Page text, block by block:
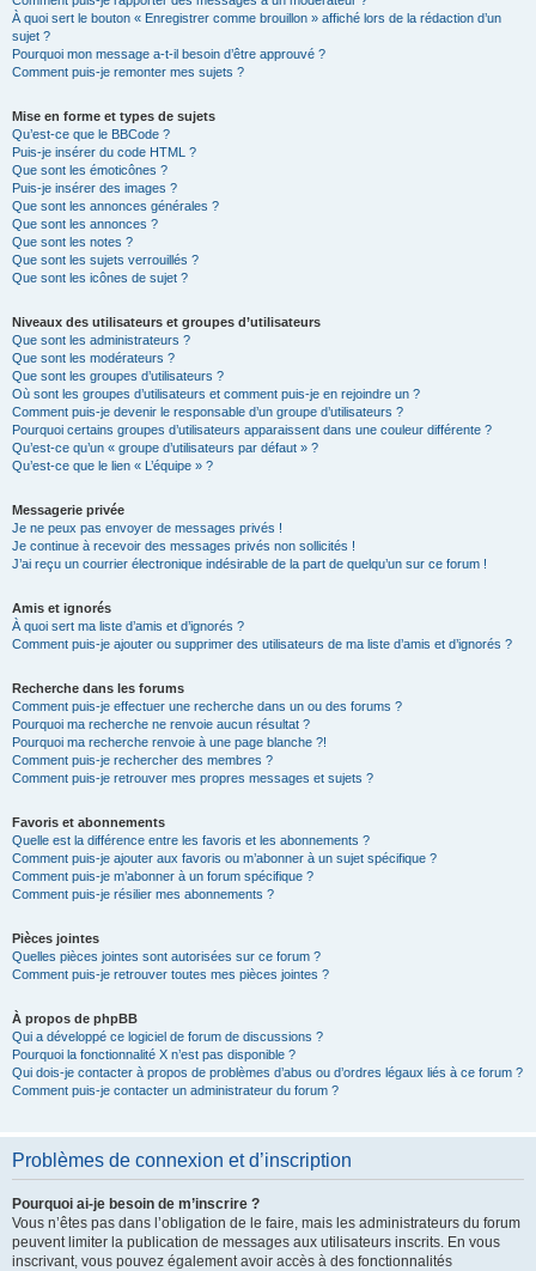
À quoi sert le bouton « Enregistrer comme brouillon » affiché lors de la rédaction d’un
sujet ?
Pourquoi mon message a-t-il besoin d’être approuvé ?
Comment puis-je remonter mes sujets ?
Mise en forme et types de sujets
Qu’est-ce que le BBCode ?
Puis-je insérer du code HTML ?
Que sont les émoticônes ?
Puis-je insérer des images ?
Que sont les annonces générales ?
Que sont les annonces ?
Que sont les notes ?
Que sont les sujets verrouillés ?
Que sont les icônes de sujet ?
Niveaux des utilisateurs et groupes d’utilisateurs
Que sont les administrateurs ?
Que sont les modérateurs ?
Que sont les groupes d’utilisateurs ?
Où sont les groupes d’utilisateurs et comment puis-je en rejoindre un ?
Comment puis-je devenir le responsable d’un groupe d’utilisateurs ?
Pourquoi certains groupes d’utilisateurs apparaissent dans une couleur différente ?
Qu’est-ce qu’un « groupe d’utilisateurs par défaut » ?
Qu’est-ce que le lien « L’équipe » ?
Messagerie privée
Je ne peux pas envoyer de messages privés !
Je continue à recevoir des messages privés non sollicités !
J’ai reçu un courrier électronique indésirable de la part de quelqu’un sur ce forum !
Amis et ignorés
À quoi sert ma liste d’amis et d’ignorés ?
Comment puis-je ajouter ou supprimer des utilisateurs de ma liste d’amis et d’ignorés ?
Recherche dans les forums
Comment puis-je effectuer une recherche dans un ou des forums ?
Pourquoi ma recherche ne renvoie aucun résultat ?
Pourquoi ma recherche renvoie à une page blanche ?!
Comment puis-je rechercher des membres ?
Comment puis-je retrouver mes propres messages et sujets ?
Favoris et abonnements
Quelle est la différence entre les favoris et les abonnements ?
Comment puis-je ajouter aux favoris ou m’abonner à un sujet spécifique ?
Comment puis-je m’abonner à un forum spécifique ?
Comment puis-je résilier mes abonnements ?
Pièces jointes
Quelles pièces jointes sont autorisées sur ce forum ?
Comment puis-je retrouver toutes mes pièces jointes ?
À propos de phpBB
Qui a développé ce logiciel de forum de discussions ?
Pourquoi la fonctionnalité X n’est pas disponible ?
Qui dois-je contacter à propos de problèmes d’abus ou d’ordres légaux liés à ce forum ?
Comment puis-je contacter un administrateur du forum ?
Problèmes de connexion et d’inscription
Pourquoi ai-je besoin de m’inscrire ?
Vous n’êtes pas dans l’obligation de le faire, mais les administrateurs du forum
peuvent limiter la publication de messages aux utilisateurs inscrits. En vous
inscrivant, vous pouvez également avoir accès à des fonctionnalités